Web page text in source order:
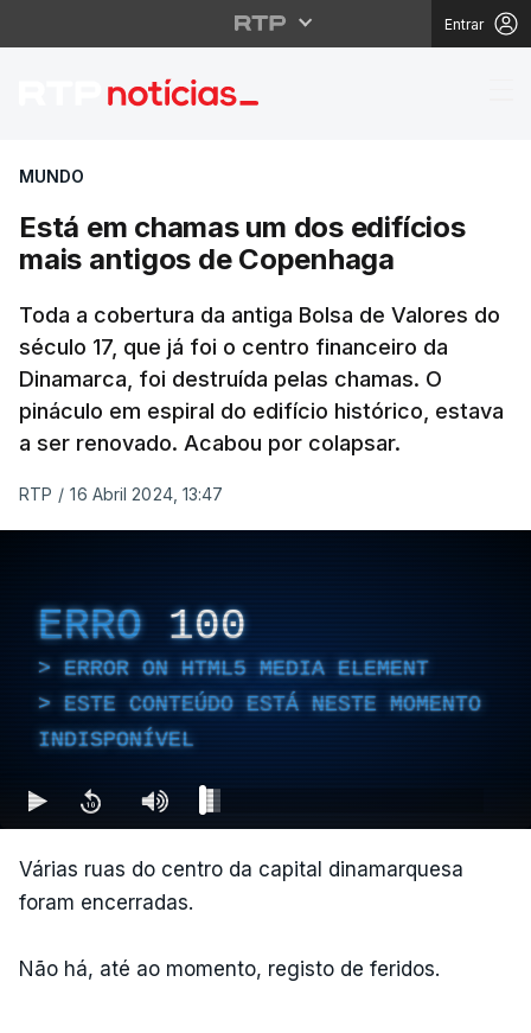
Entrar
Está em chamas um
MUNDO
Está em chamas um dos edifícios
mais antigos de Copenhaga
Toda a cobertura da antiga Bolsa de Valores do
século 17, que já foi o centro financeiro da
Dinamarca, foi destruída pelas chamas. O
pináculo em espiral do edifício histórico, estava
a ser renovado. Acabou por colapsar.
RTP / 16 Abril 2024, 13:47
ERRO 100
ERROR ON HTML5 MEDIA ELEMENT
ESTE CONTEÚDO ESTÁ NESTE MOMENTO
INDISPONÍVEL
Várias ruas do centro da capital dinamarquesa
foram encerradas.
Não há, até ao momento, registo de feridos.